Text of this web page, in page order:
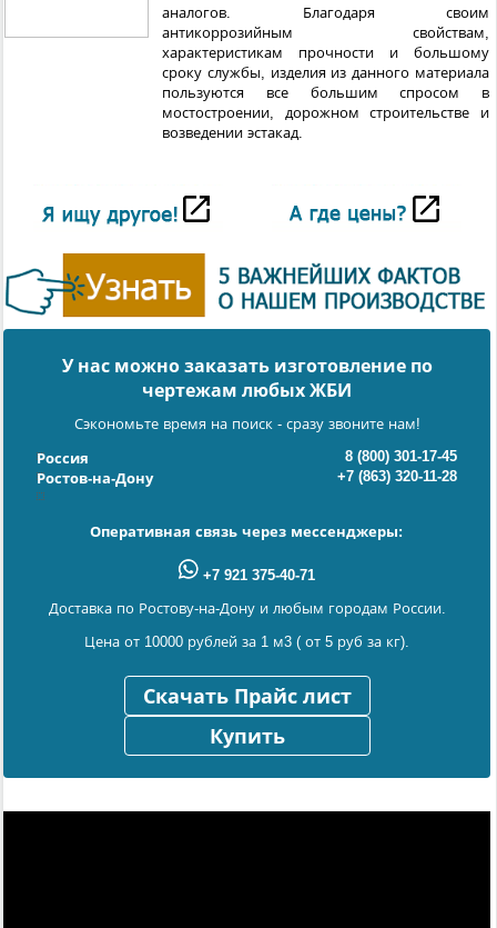
аналогов. Благодаря своим
антикоррозийным свойствам,
характеристикам прочности и большому
сроку службы, изделия из данного материала
пользуются все большим спросом в
мостостроении, дорожном строительстве и
возведении эстакад.
У нас можно заказать изготовление по
чертежам любых ЖБИ
Сэкономьте время на поиск - сразу звоните нам!
Россия
8 (800) 301-17-45
Ростов-на-Дону
+7 (863) 320-11-28
Оперативная связь через мессенджеры:
+7 921 375-40-71
Доставка по Ростову-на-Дону и любым городам России.
Цена от 10000 рублей за 1 м3 ( от 5 руб за кг).
Скачать Прайс лист
Купить